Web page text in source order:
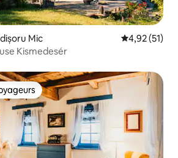
Mic Évaluation
4,92 (51)
Kismedesér
les plus appréciés